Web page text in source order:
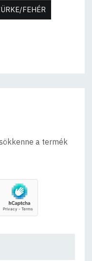
FEHÉR
a termék